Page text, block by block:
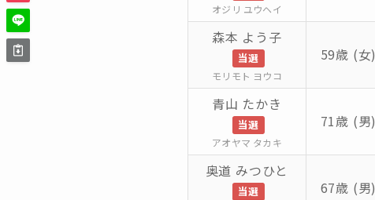
オジリ ユウヘイ
森本 よう子
当選
モリモト ヨウコ
59歳 (女)
青山 たかき
当選
アオヤマ タカキ
71歳 (男)
奥道 みつひと
当選 67歳 (男)